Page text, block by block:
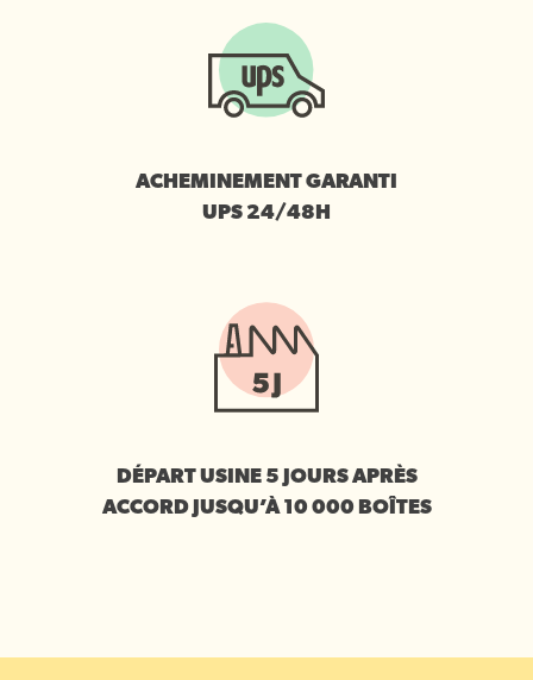
ACHEMINEMENT GARANTI
UPS 24/48H
DÉPART USINE 5 JOURS APRÈS
ACCORD JUSQU’À 10 000 BOÎTES